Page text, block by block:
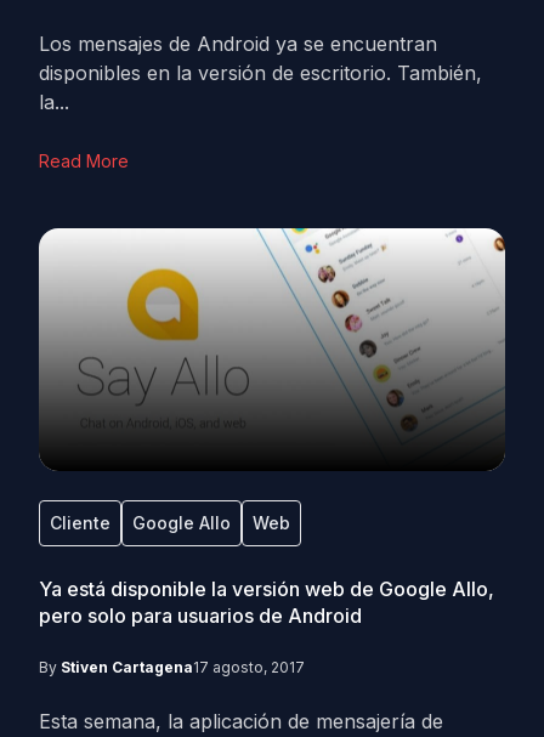
Los mensajes de Android ya se encuentran
disponibles en la versión de escritorio. También,
la...
Read More
Cliente Google Allo Web
Ya está disponible la versión web de Google Allo,
pero solo para usuarios de Android
By Stiven Cartagena17 agosto, 2017
Esta semana, la aplicación de mensajería de